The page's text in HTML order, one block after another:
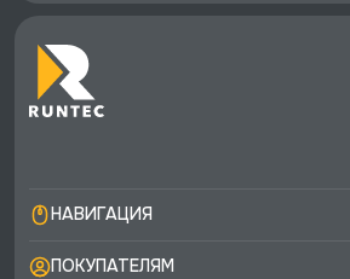
НАВИГАЦИЯ
ПОКУПАТЕЛЯМ